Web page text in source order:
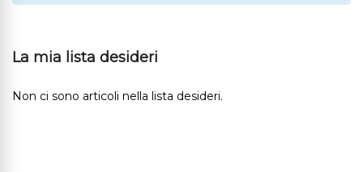
La mia lista desideri
Non ci sono articoli nella lista desideri.